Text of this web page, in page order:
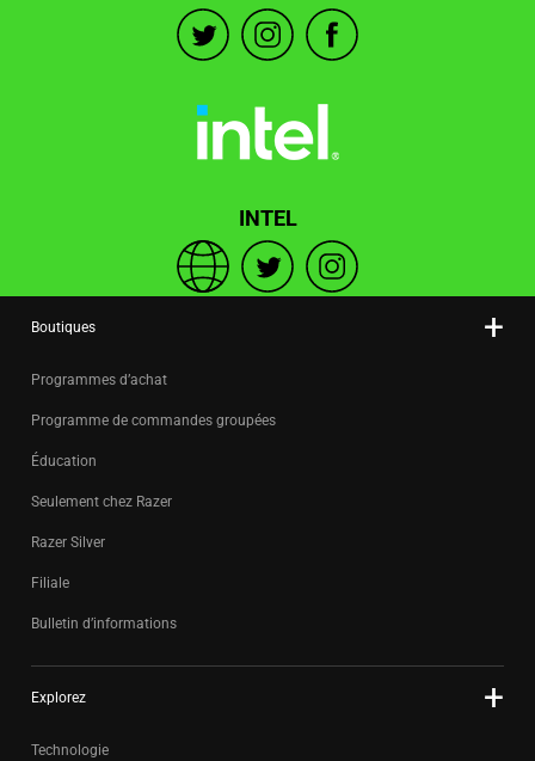
INTEL
Boutiques
Programmes d’achat
Programme de commandes groupées
Éducation
Seulement chez Razer
Razer Silver
Filiale
Bulletin d’informations
Explorez
Technologie